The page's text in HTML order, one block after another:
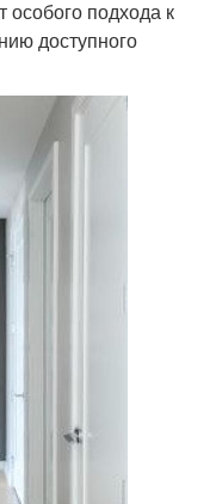
особого подхода к
доступного